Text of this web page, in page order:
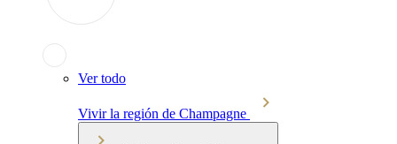
Ver todo
Vivir la región de Champagne